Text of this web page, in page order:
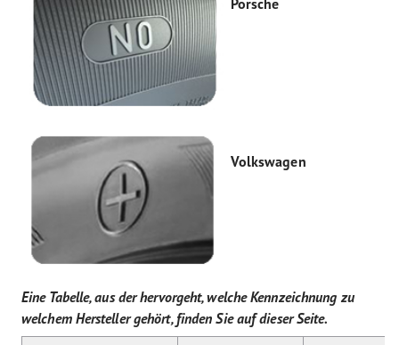
Volkswagen
Eine Tabelle, aus der hervorgeht, welche Kennzeichnung zu
welchem Hersteller gehört, finden Sie auf dieser Seite.